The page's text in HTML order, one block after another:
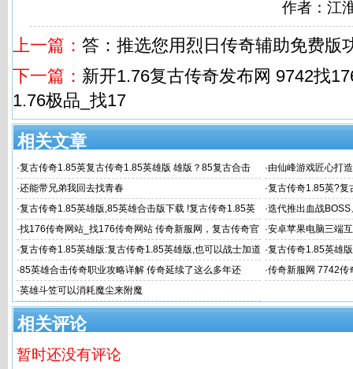
作者：江
上一篇： 答：推选您用烈日传奇辅助免费版
下一篇： 新开1.76复古传奇发布网 9742找
1.76极品_找17
相关文章
·复古传奇1.85英复古传奇1.85英雄版 雄版？85复古合击
【首战
·由仙峰游戏匠心打
·还能带兄弟我回去找青春 ·复古传奇1.85英?复
大小
·复古传奇1.85英雄版,85英雄合击版下载 !复古传奇1.85英
雄版 复古传
·迭代推出血战
·找176传奇网站_找176传奇网站 传奇新服网，复古传奇官
网_新开1.76复
·安卓苹果电脑三端
·复古传奇1.85英雄版:复古传奇1.85英雄版,也可以战士加道
士走续航路线
·复古传奇1.85英雄
·85英雄合击传奇职业攻略详解 传奇延续了这么多年还 ·传奇新服网 7742传
·英雄斗笠可以消耗魔尘来附魔
相关评论
暂时还没有评论